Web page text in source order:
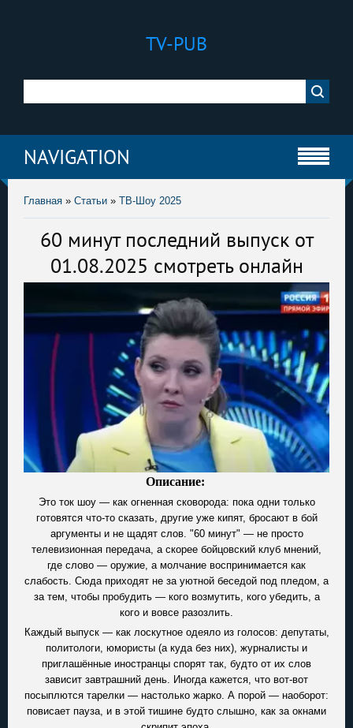
TV-PUB
NAVIGATION
Главная » Статьи » ТВ-Шоу 2025
60 минут последний выпуск от
01.08.2025 смотреть онлайн
Описание:
Это ток шоу — как огненная сковорода: пока одни только
готовятся что-то сказать, другие уже кипят, бросают в бой
аргументы и не щадят слов. "60 минут" — не просто
телевизионная передача, а скорее бойцовский клуб мнений,
где слово — оружие, а молчание воспринимается как
слабость. Сюда приходят не за уютной беседой под пледом, а
за тем, чтобы пробудить — кого возмутить, кого убедить, а
кого и вовсе разозлить.
Каждый выпуск — как лоскутное одеяло из голосов: депутаты,
политологи, юмористы (а куда без них), журналисты и
приглашённые иностранцы спорят так, будто от их слов
зависит завтрашний день. Иногда кажется, что вот-вот
посыплются тарелки — настолько жарко. А порой — наоборот:
повисает пауза, и в этой тишине будто слышно, как за окнами